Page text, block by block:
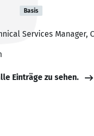
Basis
Services Manager,
Einträge zu sehen.